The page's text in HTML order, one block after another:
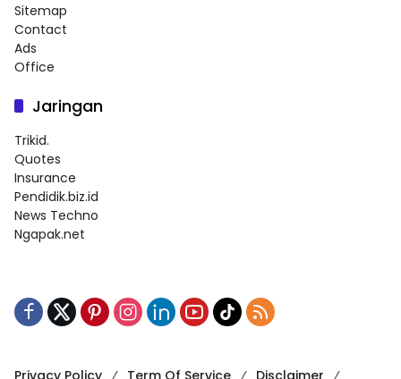
Sitemap
Contact
Ads
Office
Jaringan
Trikid.
Quotes
Insurance
Pendidik.biz.id
News Techno
Ngapak.net
Privacy Policy Term Of Service Disclaimer